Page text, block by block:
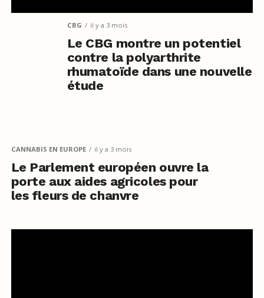
CBG il y a 3 mois
Le CBG montre un potentiel
contre la polyarthrite
rhumatoïde dans une nouvelle
étude
CANNABIS EN EUROPE il y a 3 mois
Le Parlement européen ouvre la
porte aux aides agricoles pour
les fleurs de chanvre